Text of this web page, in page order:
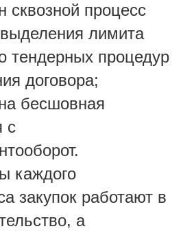
сквозной процесс
выделения лимита
тендерных процедур
договора;
бесшовная
с
каждого
закупок работают в
а